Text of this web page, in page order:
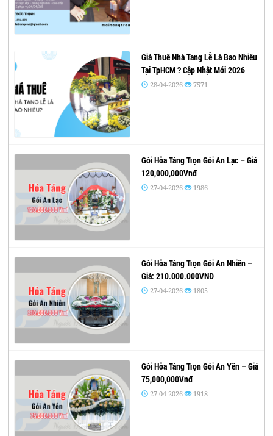
Giá Thuê Nhà Tang Lễ Là Bao Nhiêu
Tại TpHCM ? Cập Nhật Mới 2026
28-04-2026 7571
Gói Hỏa Táng Trọn Gói An Lạc – Giá
120,000,000Vnđ
27-04-2026 1986
Gói Hỏa Táng Trọn Gói An Nhiên –
Giá: 210.000.000VNĐ
27-04-2026 1805
Gói Hỏa Táng Trọn Gói An Yên – Giá
75,000,000Vnđ
27-04-2026 1918